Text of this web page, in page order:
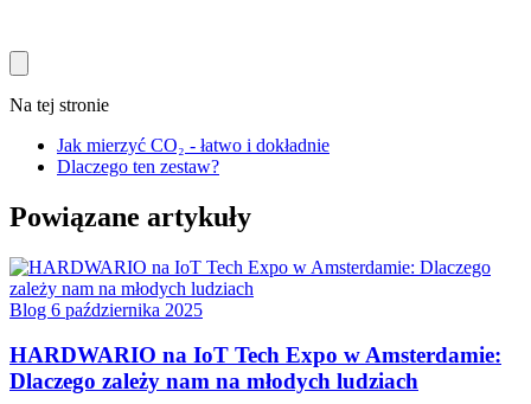
Na tej stronie
Jak mierzyć CO₂ - łatwo i dokładnie
Dlaczego ten zestaw?
Powiązane artykuły
Blog 6 października 2025
HARDWARIO na IoT Tech Expo w Amsterdamie:
Dlaczego zależy nam na młodych ludziach